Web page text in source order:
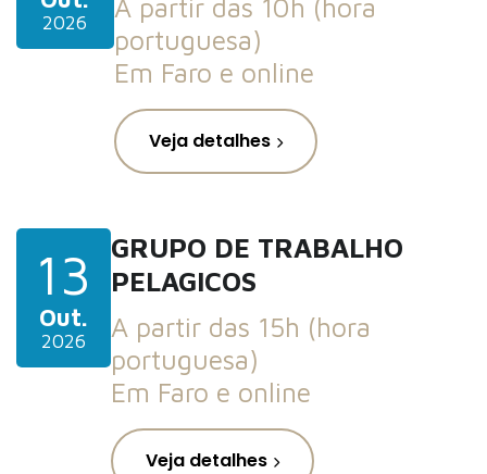
2026
A partir das 10h (hora
portuguesa)
Em Faro e online
Veja detalhes
13
Out.
2026
GRUPO DE TRABALHO
PELAGICOS
A partir das 15h (hora
portuguesa)
Em Faro e online
Veja detalhes